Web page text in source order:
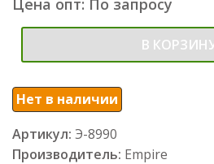
В
Нет в наличии
Артикул: Э-8990
Производитель: Empire